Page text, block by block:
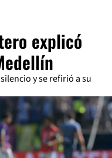
explicó
y se refirió a su